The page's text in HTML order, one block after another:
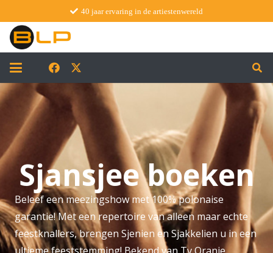
40 jaar ervaring in de artiestenwereld
Sjansjee boeken
Beleef een meezingshow met 100% polonaise
garantie! Met een repertoire van alleen maar echte
feestknallers, brengen Sjenien en Sjakkelien u in een